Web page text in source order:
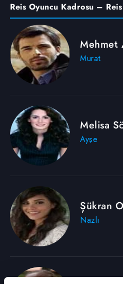
Reis Oyuncu Kadrosu –
Mehmet
Murat
Melisa
Ayşe
Şükran
Nazlı